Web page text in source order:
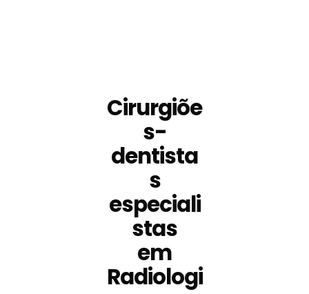
Cirurgiõe
s-
dentista
s
especiali
stas
em
Radiologi